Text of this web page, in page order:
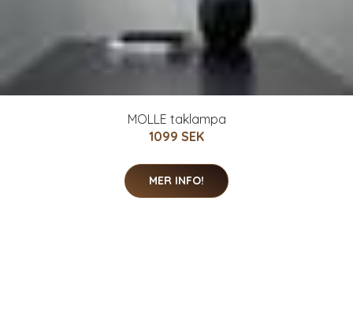
MOLLE taklampa
1099 SEK
MER INFO!